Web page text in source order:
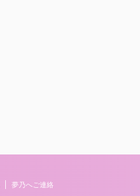
夢乃へご連絡